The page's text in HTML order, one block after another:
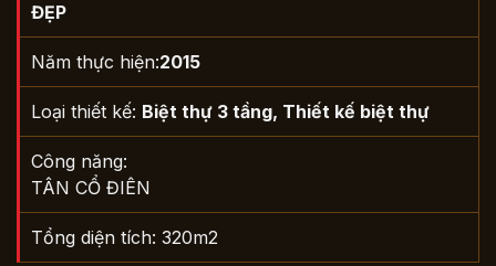
ĐẸP
Năm thực hiện:2015
Loại thiết kế: Biệt thự 3 tầng, Thiết kế biệt thự
Công năng:
TÂN CỔ ĐIÊN
Tổng diện tích: 320m2